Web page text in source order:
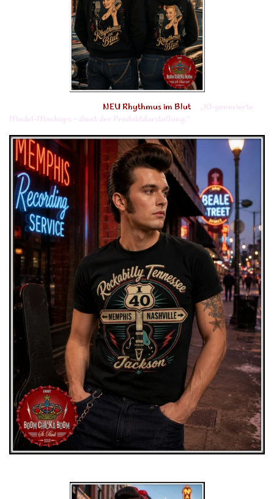
NEU Rhythmus im Blut
„KI-generierte
Model-Mockups – dient der Produktdarstellung.“